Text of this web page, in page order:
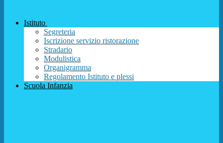
Istituto
Segreteria
Iscrizione servizio ristorazione
Stradario
Modulistica
Organigramma
Regolamento Istituto e plessi
Scuola Infanzia